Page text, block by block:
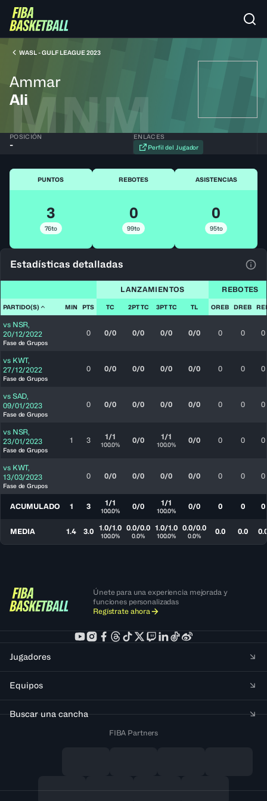
WASL - GULF LEAGUE 2023
Ammar
Ali
MNM
POSICIÓN
-
ENLACES
Perfil del Jugador
PUNTOS
3
76to
REBOTES
0
99to
ASISTENCIAS
0
95to
Estadísticas detalladas
LANZAMIENTOS REBOTES
PARTIDO(S) MIN PTS TC 2PT TC 3PT TC TL OREB DREB
vs NSR,
20/12/2022
Fase de Grupos
0 0/0 0/0 0/0 0/0 0 0 0
vs KWT,
27/12/2022
Fase de Grupos
0 0/0 0/0 0/0 0/0 0 0 0
vs SAD,
09/01/2023
Fase de Grupos
0 0/0 0/0 0/0 0/0 0 0 0
vs NSR,
23/01/2023
Fase de Grupos
1 3 1/1
100.0% 0/0 1/1
100.0% 0/0 0 0 0
vs KWT,
13/03/2023
Fase de Grupos
0 0/0 0/0 0/0 0/0 0 0 0
ACUMULADO 1 3 1/1
100.0% 0/0 1/1
100.0% 0/0 0 0 0
MEDIA 1.4 3.0 1.0/1.0
100.0%
0.0/0.0
0.0%
1.0/1.0
100.0%
0.0/0.0
0.0% 0.0 0.0
Únete para una experiencia mejorada y
funciones personalizadas
Regístrate ahora
Jugadores
Equipos
Buscar una cancha
FIBA Partners